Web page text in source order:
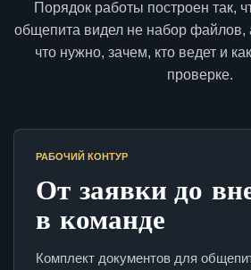
Порядок работы построен так,
общепита видел не набор файлов,
что нужно, зачем, кто ведет и
проверке.
РАБОЧИЙ КОНТУР
От заявки до
в команде
Комплект документов для